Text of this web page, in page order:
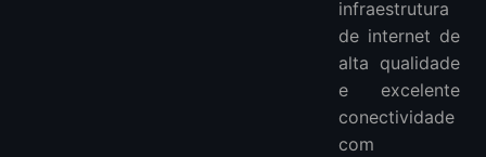
infraestrutura
de internet de
alta qualidade
e excelente
conectividade
com